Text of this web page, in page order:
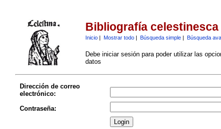
Bibliografía celestinesca
Inicio| Mostrar todo| Búsqueda simple| Búsqueda
Debe iniciar sesión para poder utilizar las
datos
Dirección de correo
electrónico:
Contraseña: